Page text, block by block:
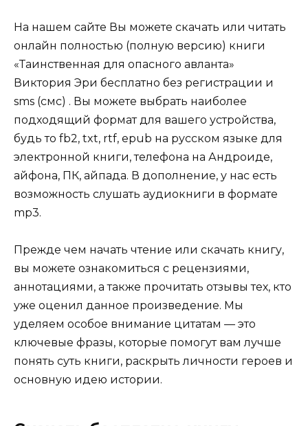
На нашем сайте Вы можете скачать или читать
онлайн полностью (полную версию) книги
«Таинственная для опасного авланта»
Виктория Эри бесплатно без регистрации и
sms (смс) . Вы можете выбрать наиболее
подходящий формат для вашего устройства,
будь то fb2, txt, rtf, epub на русском языке для
электронной книги, телефона на Андроиде,
айфона, ПК, айпада. В дополнение, у нас есть
возможность слушать аудиокниги в формате
mp3.
Прежде чем начать чтение или скачать книгу,
вы можете ознакомиться с рецензиями,
аннотациями, а также прочитать отзывы тех, кто
уже оценил данное произведение. Мы
уделяем особое внимание цитатам — это
ключевые фразы, которые помогут вам лучше
понять суть книги, раскрыть личности героев и
основную идею истории.